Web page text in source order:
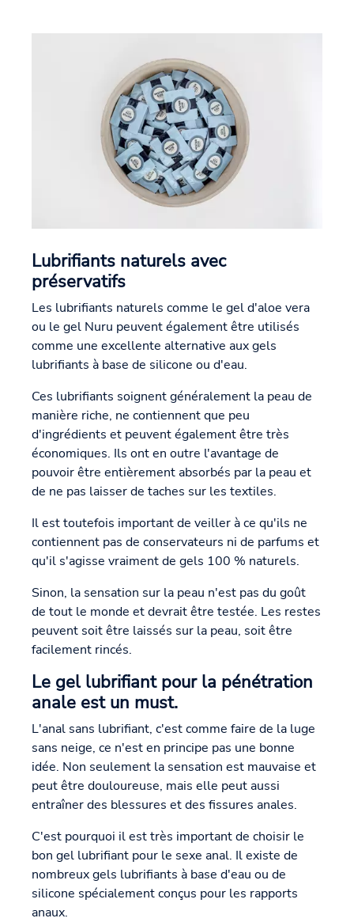
Lubrifiants naturels avec
préservatifs
Les lubrifiants naturels comme le gel d'aloe vera
ou le gel Nuru peuvent également être utilisés
comme une excellente alternative aux gels
lubrifiants à base de silicone ou d'eau.
Ces lubrifiants soignent généralement la peau de
manière riche, ne contiennent que peu
d'ingrédients et peuvent également être très
économiques. Ils ont en outre l'avantage de
pouvoir être entièrement absorbés par la peau et
de ne pas laisser de taches sur les textiles.
Il est toutefois important de veiller à ce qu'ils ne
contiennent pas de conservateurs ni de parfums et
qu'il s'agisse vraiment de gels 100 % naturels.
Sinon, la sensation sur la peau n'est pas du goût
de tout le monde et devrait être testée. Les restes
peuvent soit être laissés sur la peau, soit être
facilement rincés.
Le gel lubrifiant pour la pénétration
anale est un must.
L'anal sans lubrifiant, c'est comme faire de la luge
sans neige, ce n'est en principe pas une bonne
idée. Non seulement la sensation est mauvaise et
peut être douloureuse, mais elle peut aussi
entraîner des blessures et des fissures anales.
C'est pourquoi il est très important de choisir le
bon gel lubrifiant pour le sexe anal. Il existe de
nombreux gels lubrifiants à base d'eau ou de
silicone spécialement conçus pour les rapports
anaux.